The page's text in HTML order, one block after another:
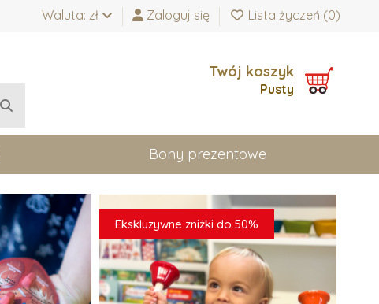
Waluta: zł Zaloguj się Lista życzeń (0)
Twój koszyk
Pusty
Bony prezentowe
Ekskluzywne zniżki do 50%